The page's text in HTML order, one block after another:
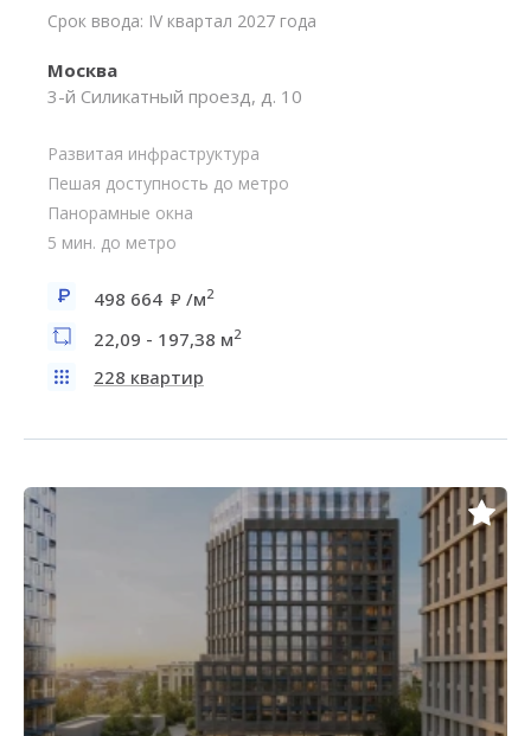
Срок ввода: IV квартал 2027 года
Москва
3-й Силикатный проезд, д. 10
Развитая инфраструктура
Пешая доступность до метро
Панорамные окна
5 мин. до метро
498 664 /м2
22,09 - 197,38 м2
228 квартир